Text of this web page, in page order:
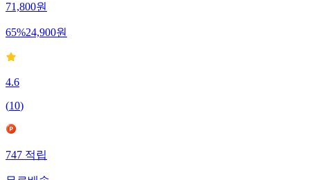
71,800원
65%24,900원
4.6
(10)
747적립